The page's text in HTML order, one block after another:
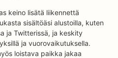
keino lisätä liikennettä
sisältöäsi alustoilla, kuten
ja Twitterissä, ja keskity
ja vuorovaikutuksella.
loistava paikka jakaa